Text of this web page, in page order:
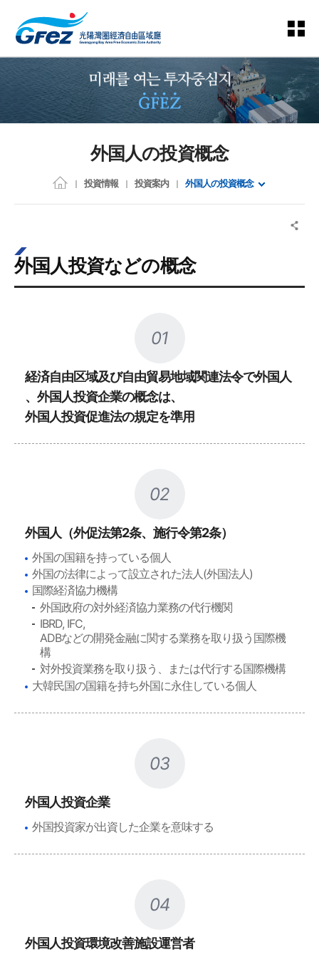
外国人の投資概念
投資情報 投資案内 外国人の投資概念
外国人投資などの概念
01
経済自由区域及び自由貿易地域関連法令で外国人
、外国人投資企業の概念は、
外国人投資促進法の規定を準用
02
外国人（外促法第2条、施行令第2条）
外国の国籍を持っている個人
外国の法律によって設立された法人(外国法人)
国際経済協力機構
外国政府の対外経済協力業務の代行機関
IBRD, IFC,
ADBなどの開発金融に関する業務を取り扱う国際機
構
対外投資業務を取り扱う、または代行する国際機構
大韓民国の国籍を持ち外国に永住している個人
03
外国人投資企業
外国投資家が出資した企業を意味する
04
外国人投資環境改善施設運営者